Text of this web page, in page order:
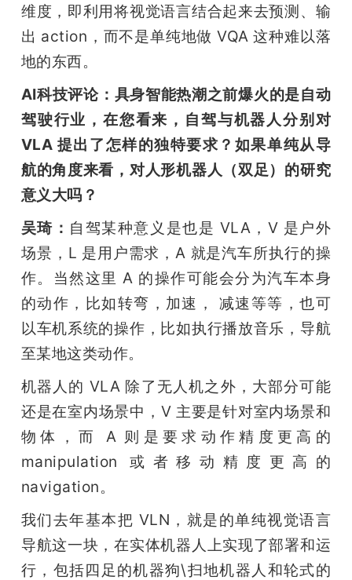
维度，即利用将视觉语言结合起来去预测、输
出 action，而不是单纯地做 VQA 这种难以落
地的东西。
AI科技评论：具身智能热潮之前爆火的是自动
驾驶行业，在您看来，自驾与机器人分别对
VLA 提出了怎样的独特要求？如果单纯从导
航的角度来看，对人形机器人（双足）的研究
意义大吗？
吴琦： 自驾某种意义是也是 VLA，V 是户外
场景，L 是用户需求，A 就是汽车所执行的操
作。当然这里 A 的操作可能会分为汽车本身
的动作，比如转弯，加速， 减速等等，也可
以车机系统的操作，比如执行播放音乐，导航
至某地这类动作。
机器人的 VLA 除了无人机之外，大部分可能
还是在室内场景中，V 主要是针对室内场景和
物体，而 A 则是要求动作精度更高的
manipulation 或者移动精度更高的
navigation。
我们去年基本把 VLN，就是的单纯视觉语言
导航这一块，在实体机器人上实现了部署和运
行，包括四足的机器狗\扫地机器人和轮式的